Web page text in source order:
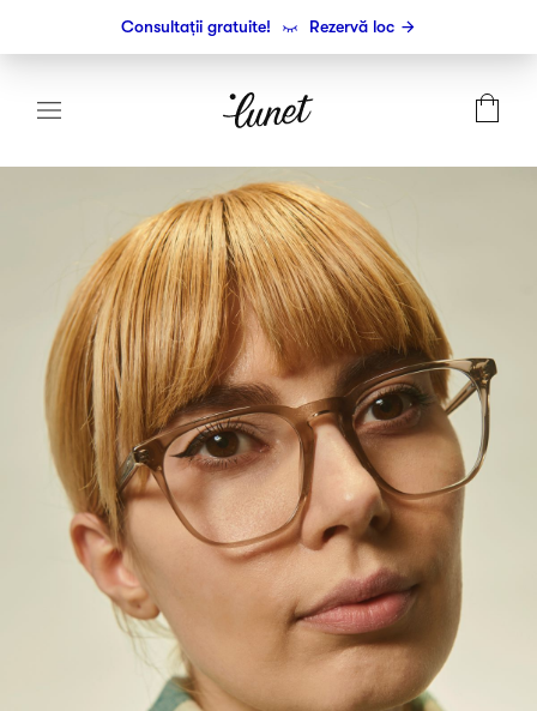
Consultații gratuite! Rezervă loc